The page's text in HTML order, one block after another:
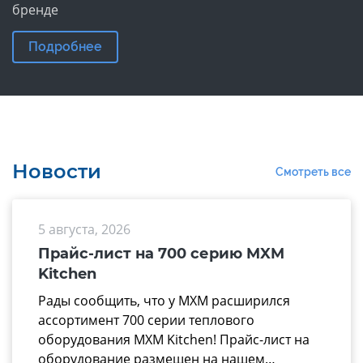
бренде
Подробнее
Новости Смотреть все
5 августа, 2026
Прайс-лист на 700 серию MXM
Kitchen
Рады сообщить, что у МХМ расширился
ассортимент 700 серии теплового
оборудования MXM Kitchen! Прайс-лист на
оборудование размещен на нашем